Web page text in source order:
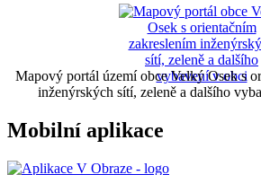
Mapový portál území obce Velký Osek s
inženýrských sítí, zeleně a dalšího
Mobilní aplikace